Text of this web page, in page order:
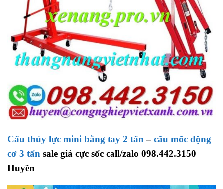
Cẩu thủy lực mini bằng tay 2 tấn – cẩu mốc động
cơ 3 tấn sale giá cực sốc call/zalo 098.442.3150
Huyền